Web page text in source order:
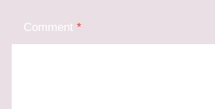
Comment *